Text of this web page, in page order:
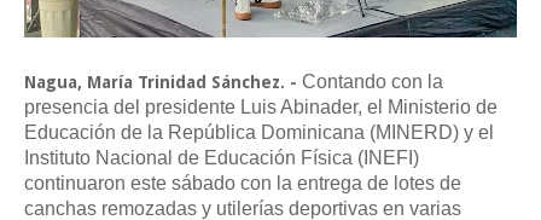
Nagua, María Trinidad Sánchez. - Contando con la
presencia del presidente Luis Abinader, el Ministerio de
Educación de la República Dominicana (MINERD) y el
Instituto Nacional de Educación Física (INEFI)
continuaron este sábado con la entrega de lotes de
canchas remozadas y utilerías deportivas en varias